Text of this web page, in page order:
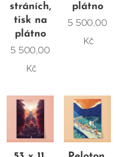
stráních,
tisk na
plátno
5 500,00
Kč
plátno
5 500,00
Kč